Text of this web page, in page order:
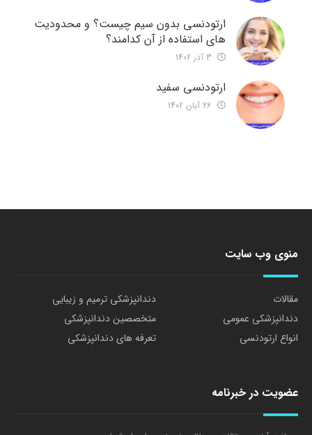
ارتودنسی بدون سیم چیست؟ و محدودیت
های استفاده از آن کدامند؟
ارتودنسی سفید
منوی وب سایت
مقالات
دندانپزشکی ترمیم و زیبایی
دندانپزشکی عمومی
متخصصین دندانپزشکی
انواع ارتودنسی
تعرفه های دندانپزشکی
عضویت در خبرنامه